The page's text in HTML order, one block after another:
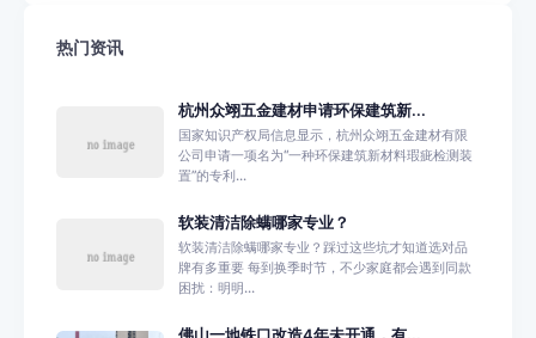
热门资讯
杭州众翊五金建材申请环保建筑新...
国家知识产权局信息显示，杭州众翊五金建材有限
公司申请一项名为“一种环保建筑新材料瑕疵检测装
置”的专利...
软装清洁除螨哪家专业？
软装清洁除螨哪家专业？踩过这些坑才知道选对品
牌有多重要 每到换季时节，不少家庭都会遇到同款
困扰：明明...
佛山一地铁口改造4年未开通，有...